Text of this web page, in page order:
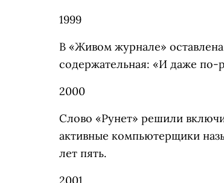
1999
В «Живом журнале» оставлена
содержательная: «И даже
2000
Слово «Рунет» решили
активные компьютерщики
лет пять.